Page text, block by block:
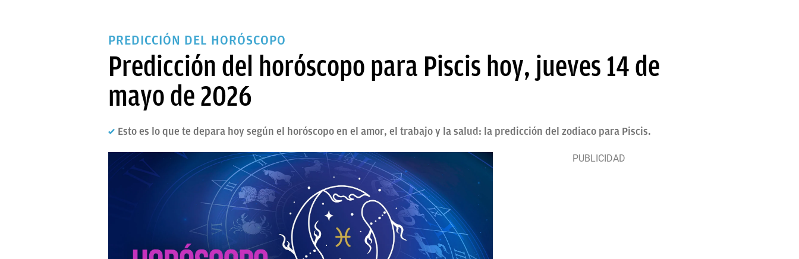
PREDICCIÓN DEL HORÓSCOPO
Predicción del horóscopo para Piscis hoy, jueves 14 de
mayo de 2026
Esto es lo que te depara hoy según el horóscopo en el amor, el trabajo y la salud: la predicción del zodiaco para Piscis.